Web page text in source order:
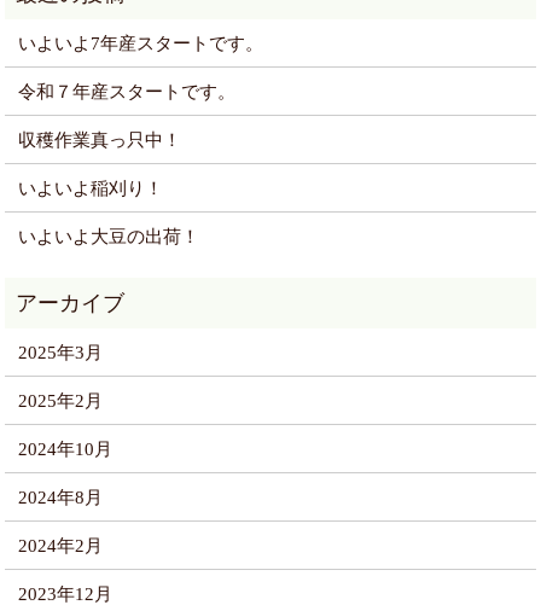
いよいよ7年産スタートです。
令和７年産スタートです。
収穫作業真っ只中！
いよいよ稲刈り！
いよいよ大豆の出荷！
2025年3月
2025年2月
2024年10月
2024年8月
2024年2月
2023年12月